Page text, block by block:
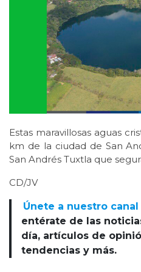
Estas maravillosas aguas
km de la ciudad de San
San Andrés Tuxtla que
CD/JV
Únete a nuestro
entérate de las
día, artículos de
tendencias y más.